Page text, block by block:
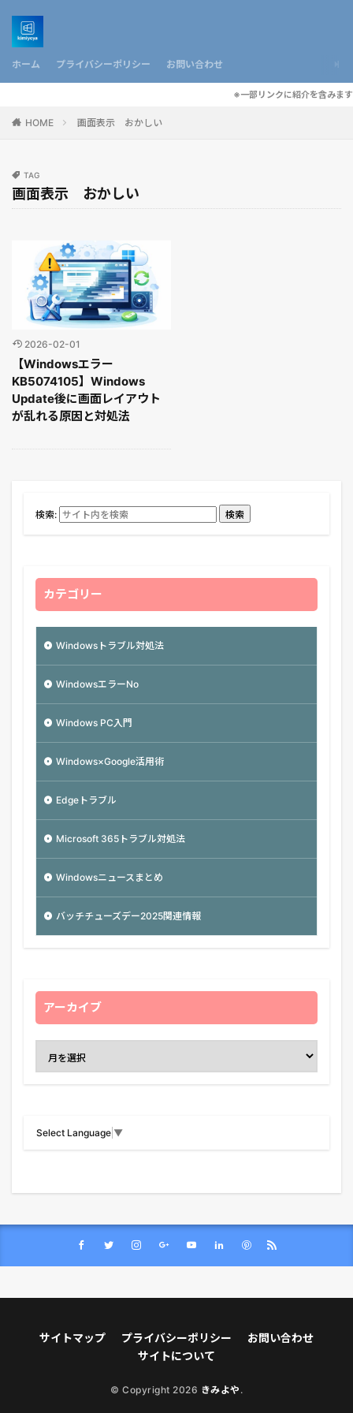
ホーム プライバシーポリシー お問い合わせ
※一部リンクに紹介を含みます
HOME 画面表示 おかしい
TAG
画面表示 おかしい
2026-02-01
【Windowsエラー
KB5074105】Windows
Update後に画面レイアウト
が乱れる原因と対処法
検索: 検索
カテゴリー
Windowsトラブル対処法
WindowsエラーNo
Windows PC入門
Windows×Google活用術
Edgeトラブル
Microsoft 365トラブル対処法
Windowsニュースまとめ
バッチチューズデー2025関連情報
アーカイブ
Select Language ▼
サイトマップ プライバシーポリシー
お問い合わせ
サイトについて
© Copyright 2026 きみよや .